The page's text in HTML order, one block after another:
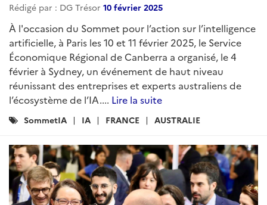
Rédigé par : DG Trésor 10 février 2025
À l'occasion du Sommet pour l’action sur l’intelligence
artificielle, à Paris les 10 et 11 février 2025, le Service
Économique Régional de Canberra a organisé, le 4
février à Sydney, un événement de haut niveau
réunissant des entreprises et experts australiens de
l’écosystème de l’IA.... Lire la suite
Catégories
SommetIA IA FRANCE AUSTRALIE